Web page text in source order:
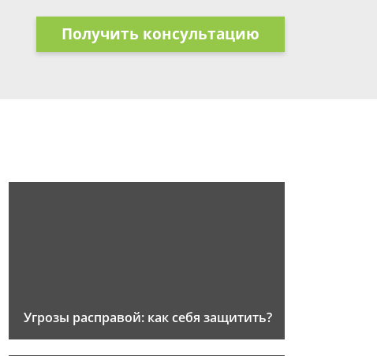
Получить консультацию
Угрозы расправой: как себя защитить?